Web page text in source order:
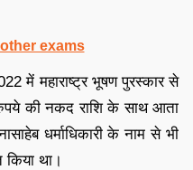
exams
में महाराष्ट्र भूषण पुरस्कार से
की नकद राशि के साथ आता
धर्माधिकारी के नाम से भी
था।